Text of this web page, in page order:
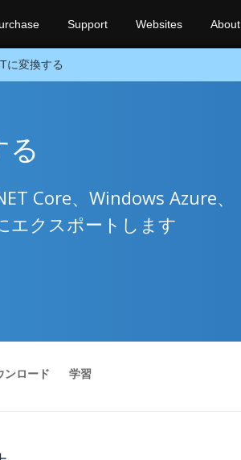
Support Websites About
に変換する
る
Core、Windows Azure、
エクスポートします
ンロード 学習